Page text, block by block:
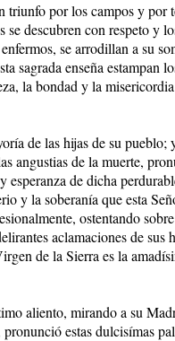
triunfo por los campos y por
descubren con respeto y
se arrodillan a su
sagrada enseña estampan
la bondad y la
de las hijas de su pueblo;
angustias de la muerte,
de dicha
y la soberanía que esta
ostentando
aclamaciones de sus
de la Sierra es la
aliento, mirando a su
estas dulcisímas